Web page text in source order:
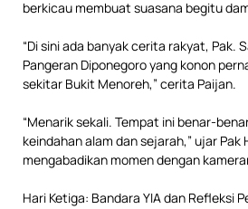
berkicau membuat suasana begitu
“Di sini ada banyak cerita rakyat, Pak.
Pangeran Diponegoro yang konon
sekitar Bukit Menoreh,” cerita Paijan.
“Menarik sekali. Tempat ini benar-
keindahan alam dan sejarah,” ujar Pak
mengabadikan momen dengan
Hari Ketiga: Bandara YIA dan Refleksi